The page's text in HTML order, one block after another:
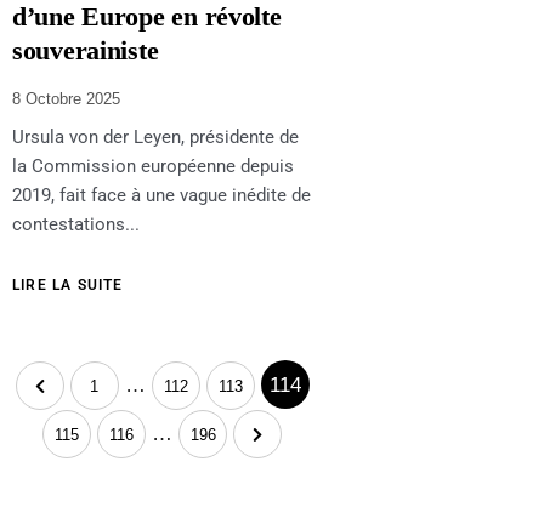
d’une Europe en révolte
souverainiste
8 Octobre 2025
Ursula von der Leyen, présidente de
la Commission européenne depuis
2019, fait face à une vague inédite de
contestations...
LIRE LA SUITE
1 … 112 113 114
115 116 … 196